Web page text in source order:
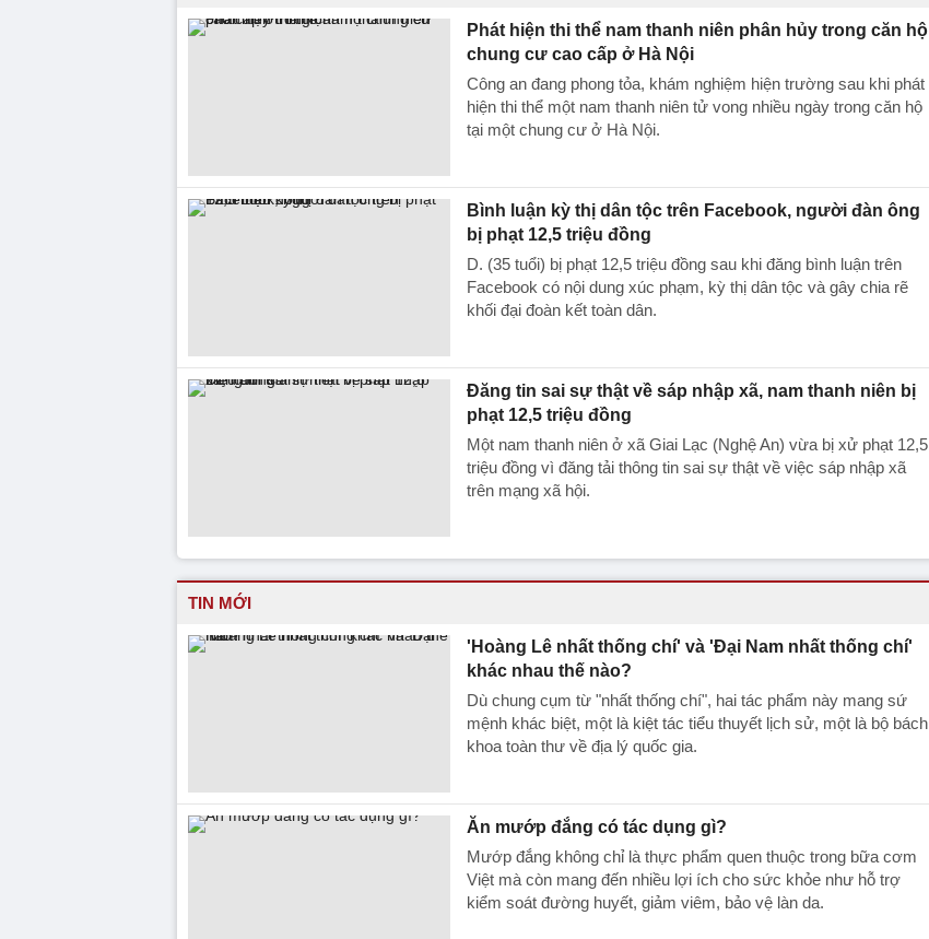
Phát hiện thi thể nam thanh niên phân hủy trong căn hộ
chung cư cao cấp ở Hà Nội
Công an đang phong tỏa, khám nghiệm hiện trường sau khi phát
hiện thi thể một nam thanh niên tử vong nhiều ngày trong căn hộ
tại một chung cư ở Hà Nội.
Bình luận kỳ thị dân tộc trên Facebook, người đàn ông
bị phạt 12,5 triệu đồng
D. (35 tuổi) bị phạt 12,5 triệu đồng sau khi đăng bình luận trên
Facebook có nội dung xúc phạm, kỳ thị dân tộc và gây chia rẽ
khối đại đoàn kết toàn dân.
Đăng tin sai sự thật về sáp nhập xã, nam thanh niên bị
phạt 12,5 triệu đồng
Một nam thanh niên ở xã Giai Lạc (Nghệ An) vừa bị xử phạt 12,5
triệu đồng vì đăng tải thông tin sai sự thật về việc sáp nhập xã
trên mạng xã hội.
TIN MỚI
'Hoàng Lê nhất thống chí' và 'Đại Nam nhất thống chí'
khác nhau thế nào?
Dù chung cụm từ "nhất thống chí", hai tác phẩm này mang sứ
mệnh khác biệt, một là kiệt tác tiểu thuyết lịch sử, một là bộ bách
khoa toàn thư về địa lý quốc gia.
Ăn mướp đắng có tác dụng gì?
Mướp đắng không chỉ là thực phẩm quen thuộc trong bữa cơm
Việt mà còn mang đến nhiều lợi ích cho sức khỏe như hỗ trợ
kiểm soát đường huyết, giảm viêm, bảo vệ làn da.